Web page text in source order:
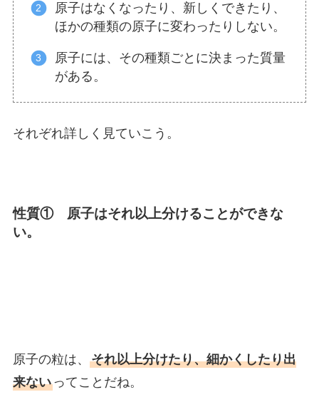
原子はなくなったり、新しくできたり、
ほかの種類の原子に変わったりしない。
原子には、その種類ごとに決まった質量
がある。
それぞれ詳しく見ていこう。
性質① 原子はそれ以上分けることができな
い。
原子の粒は、 それ以上分けたり、細かくしたり出
来ないってことだね。